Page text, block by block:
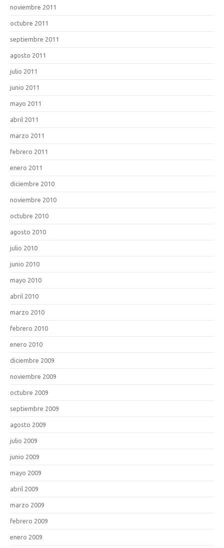
noviembre 2011
octubre 2011
septiembre 2011
agosto 2011
julio 2011
junio 2011
mayo 2011
abril 2011
marzo 2011
febrero 2011
enero 2011
diciembre 2010
noviembre 2010
octubre 2010
agosto 2010
julio 2010
junio 2010
mayo 2010
abril 2010
marzo 2010
febrero 2010
enero 2010
diciembre 2009
noviembre 2009
octubre 2009
septiembre 2009
agosto 2009
julio 2009
junio 2009
mayo 2009
abril 2009
marzo 2009
febrero 2009
enero 2009